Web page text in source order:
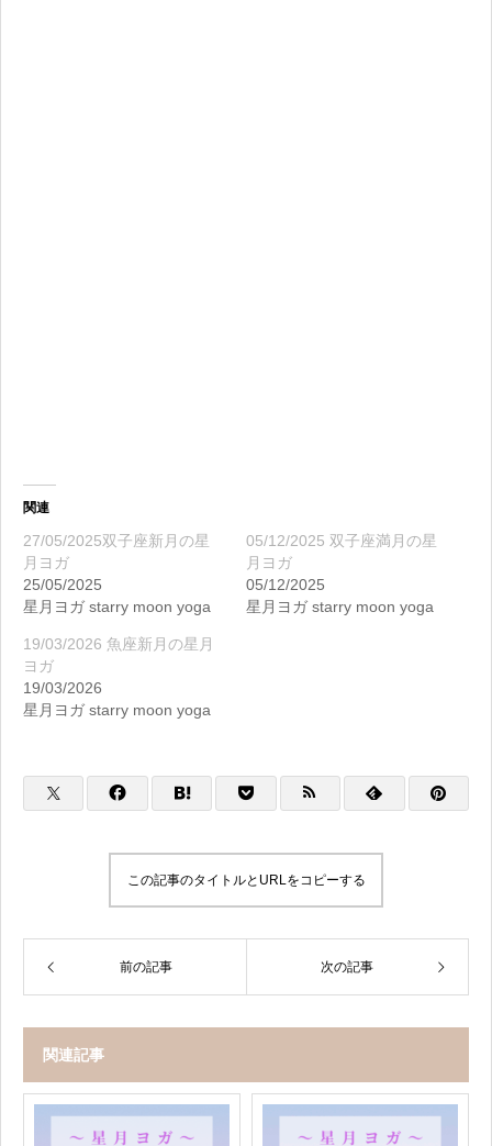
関連
27/05/2025双子座新月の星
月ヨガ
25/05/2025
星月ヨガ starry moon yoga
05/12/2025 双子座満月の星
月ヨガ
05/12/2025
星月ヨガ starry moon yoga
19/03/2026 魚座新月の星月
ヨガ
19/03/2026
星月ヨガ starry moon yoga
この記事のタイトルとURLをコピーする
前の記事 次の記事
関連記事